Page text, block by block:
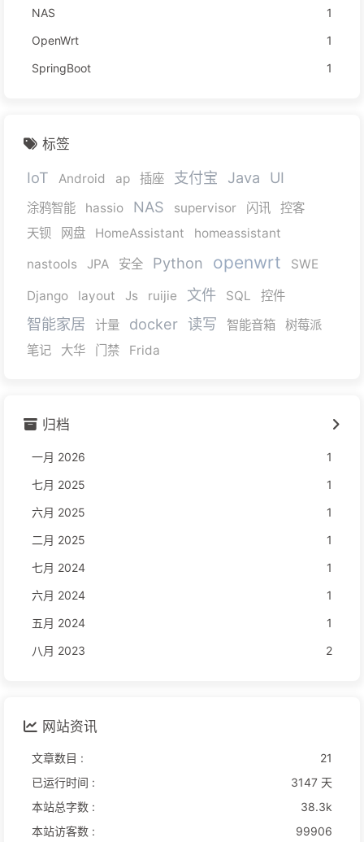
NAS
1
OpenWrt
1
SpringBoot
1
标签
IoT Android ap 插座 支付宝 Java UI
涂鸦智能 hassio NAS supervisor 闪讯
控客
天钡
网盘 HomeAssistant
homeassistant
nastools
JPA 安全 Python openwrt SWE
Django layout Js ruijie 文件 SQL 控件
智能家居 计量 docker 读写 智能音箱
树莓派
笔记
大华 门禁 Frida
归档
一月 2026
1
七月 2025
1
六月 2025
1
二月 2025
1
七月 2024
1
六月 2024
1
五月 2024
1
八月 2023
2
网站资讯
文章数目 :
21
已运行时间 :
3147 天
本站总字数 :
38.3k
本站访客数 :
99906